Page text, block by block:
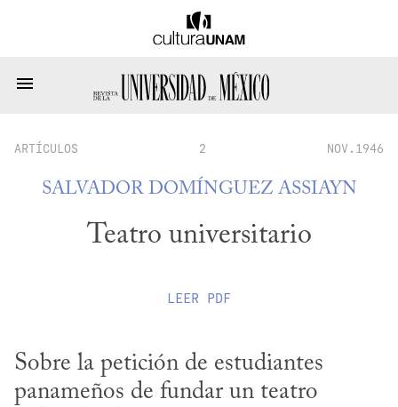
ARTÍCULOS 2 NOV.1946
SALVADOR DOMÍNGUEZ ASSIAYN
Teatro universitario
LEER PDF
Sobre la petición de estudiantes
panameños de fundar un teatro